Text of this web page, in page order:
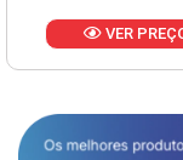
VER